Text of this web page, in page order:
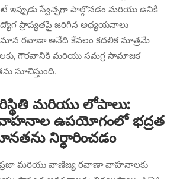
ఇప్పుడు స్వేచ్ఛగా పాల్గొనడం మరియు ఉనికి
ప్రాప్యతపై జరిగిన అధ్యయనాలు
సమాన రవాణా అనేది కేవలం కదలిక మాత్రమే
గౌరవానికి మరియు సమగ్ర సామాజిక
సూచిస్తుంది.
మరియు లోపాలు:
వాహనాల ఉపయోగంలో భద్రత
నిర్ధారించడం
మరియు వాణిజ్య రవాణా వాహనాలకు